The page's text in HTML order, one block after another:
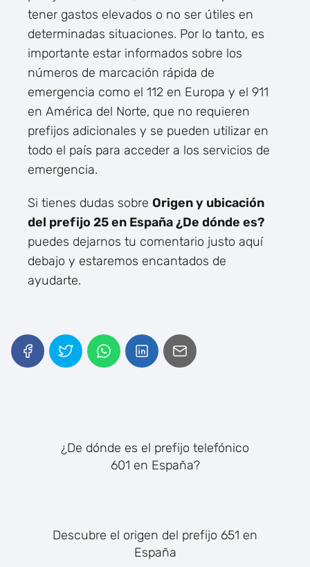
tener gastos elevados o no ser útiles en
determinadas situaciones. Por lo tanto, es
importante estar informados sobre los
números de marcación rápida de
emergencia como el 112 en Europa y el 911
en América del Norte, que no requieren
prefijos adicionales y se pueden utilizar en
todo el país para acceder a los servicios de
emergencia.
Si tienes dudas sobre Origen y ubicación
del prefijo 25 en España ¿De dónde es?
puedes dejarnos tu comentario justo aquí
debajo y estaremos encantados de
ayudarte.
¿De dónde es el prefijo telefónico
601 en España?
Descubre el origen del prefijo 651 en
España